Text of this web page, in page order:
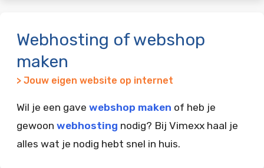
Webhosting of webshop
maken
> Jouw eigen website op internet
Wil je een gave webshop maken of heb je
gewoon webhosting nodig? Bij Vimexx haal je
alles wat je nodig hebt snel in huis.